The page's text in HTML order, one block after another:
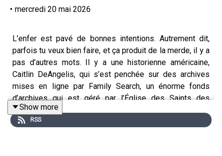
• mercredi 20 mai 2026
L’enfer est pavé de bonnes intentions. Autrement dit,
parfois tu veux bien faire, et ça produit de la merde, il y a
pas d’autres mots. Il y a une historienne américaine,
Caitlin DeAngelis, qui s’est penchée sur des archives
mises en ligne par Family Search, un énorme fonds
d’archives qui est géré par l’Église des Saints des
Derniers jours, c’est-à-dire les Mormons. Caitlin, elle
s’intéresse à la question de l’esclavage en Nouvelle-
Show more
RSS